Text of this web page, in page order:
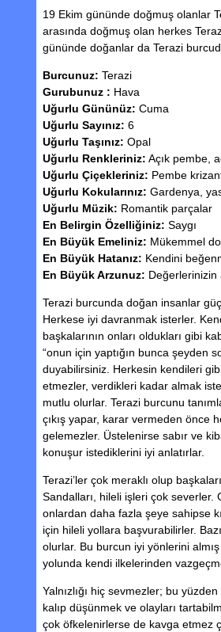
19 Ekim gününde doğmuş olanlar
arasında doğmuş olan herkes
gününde doğanlar da Terazi
Burcunuz: Terazi
Gurubunuz : Hava
Uğurlu Gününüz: Cuma
Uğurlu Sayınız: 6
Uğurlu Taşınız: Opal
Uğurlu Renkleriniz: Açık pembe,
Uğurlu Çiçekleriniz: Pembe
Uğurlu Kokularınız: Gardenya,
Uğurlu Müzik: Romantik parçalar
En Belirgin Özelliğiniz: Saygı
En Büyük Emeliniz: Mükemmel
En Büyük Hatanız: Kendini
En Büyük Arzunuz: Değerlerinizin
Terazi burcunda doğan insanlar
Herkese iyi davranmak isterler.
başkalarının onları oldukları gibi
“onun için yaptığın bunca şeyden
duyabilirsiniz. Herkesin kendileri
etmezler, verdikleri kadar almak
mutlu olurlar. Terazi burcunu
çıkış yapar, karar vermeden önce
gelemezler. Üstelenirse sabır ve
konuşur istediklerini iyi anlatırlar.
Terazi’ler çok meraklı olup
Sandalları, hileli işleri çok severler.
onlardan daha fazla şeye sahipse
için hileli yollara başvurabilirler.
olurlar. Bu burcun iyi yönlerini
yolunda kendi ilkelerinden
Yalnızlığı hiç sevmezler; bu
kalıp düşünmek ve olayları
çok öfkelenirlerse de kavga etmez